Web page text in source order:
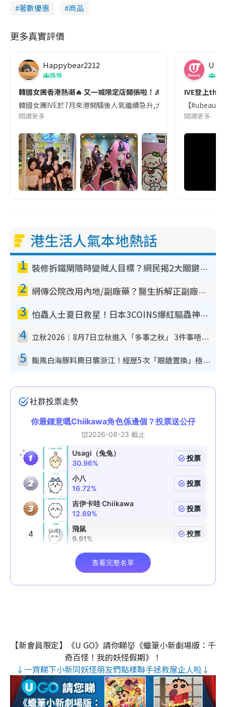
著數優惠 商品
更多真實評價
Happybear2212
娛樂
韓國女團香港熱潮🔥 又一城限定店開張啦！🎉
韓國女團IVE於7月來港開騷後人氣繼續急升,大批香港DIVE都好
閱讀更多
U
娛
IVE登上
【
閱讀更多
港生活人氣本地熱話
1 裝修拆鐵閘隨時變賊人目標？網民揭2大關鍵用途：裝新式等於白裝？附新舊鐵閘分別
2 網傳公院改用內地/副廠藥？醫生拆解正副廠分別 揭4類人換藥隨時出事
3 怕蟲人士夏日救星！日本3COINS爆紅驅蟲神器$45起 1招「全程免觸碰」輕鬆搞定小強
4 立秋2026｜8月7日立秋進入「多事之秋」 3件事唔做得！專家教6招開運 清枱頭／銀包納氣接好運
5 颱風白海豚料周日襲浙江！經歷5次「眼牆置換」極罕見 成登陸內地最長途颱風
【新會員限定】《U GO》請你睇👹《蠟筆小新劇場版：千
奇百怪！我的妖怪假期》！
↓一齊睇下小新同妖怪朋友們點樣聯手拯救屋企人啦↓